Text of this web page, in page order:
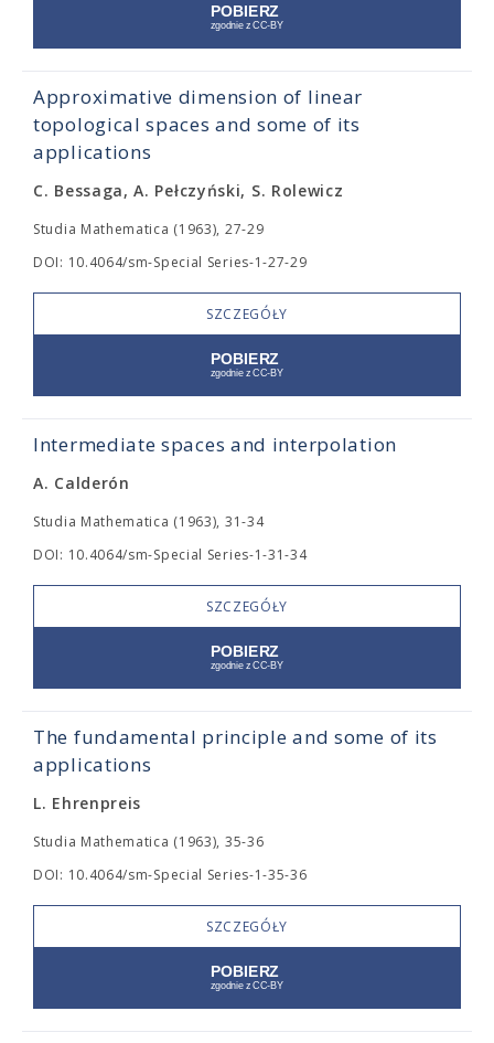
Approximative dimension of linear
topological spaces and some of its
applications
C. Bessaga, A. Pełczyński, S. Rolewicz
Studia Mathematica (1963), 27-29
DOI: 10.4064/sm-Special Series-1-27-29
SZCZEGÓŁY
Intermediate spaces and interpolation
A. Calderón
Studia Mathematica (1963), 31-34
DOI: 10.4064/sm-Special Series-1-31-34
SZCZEGÓŁY
The fundamental principle and some of its
applications
L. Ehrenpreis
Studia Mathematica (1963), 35-36
DOI: 10.4064/sm-Special Series-1-35-36
SZCZEGÓŁY